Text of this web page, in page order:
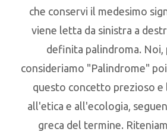
che conservi il medesimo
viene letta da sinistra a
definita palindroma. Noi,
consideriamo "Palindrome"
questo concetto prezioso e
all'etica e all'ecologia,
greca del termine.